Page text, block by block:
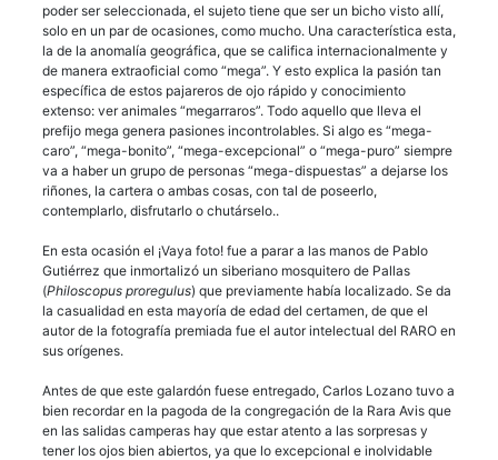
poder ser seleccionada, el sujeto tiene que ser un bicho visto allí,
solo en un par de ocasiones, como mucho. Una característica esta,
la de la anomalía geográfica, que se califica internacionalmente y
de manera extraoficial como “mega”. Y esto explica la pasión tan
específica de estos pajareros de ojo rápido y conocimiento
extenso: ver animales “megarraros”. Todo aquello que lleva el
prefijo mega genera pasiones incontrolables. Si algo es “mega-
caro”, “mega-bonito”, “mega-excepcional” o “mega-puro” siempre
va a haber un grupo de personas “mega-dispuestas” a dejarse los
riñones, la cartera o ambas cosas, con tal de poseerlo,
contemplarlo, disfrutarlo o chutárselo..
En esta ocasión el ¡Vaya foto! fue a parar a las manos de Pablo
Gutiérrez que inmortalizó un siberiano mosquitero de Pallas
(Philoscopus proregulus) que previamente había localizado. Se da
la casualidad en esta mayoría de edad del certamen, de que el
autor de la fotografía premiada fue el autor intelectual del RARO en
sus orígenes.
Antes de que este galardón fuese entregado, Carlos Lozano tuvo a
bien recordar en la pagoda de la congregación de la Rara Avis que
en las salidas camperas hay que estar atento a las sorpresas y
tener los ojos bien abiertos, ya que lo excepcional e inolvidable